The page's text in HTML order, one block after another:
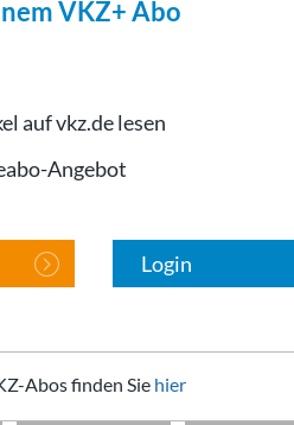
VKZ+ Abo
auf vkz.de lesen
Angebot
Login
Abos finden Sie hier